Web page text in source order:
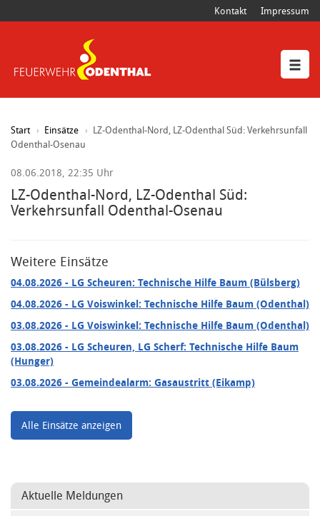
Kontakt Impressum
Start Einsätze
LZ-Odenthal-Nord, LZ-Odenthal Süd: Verkehrsunfall
Odenthal-Osenau
08.06.2018, 22:35 Uhr
LZ-Odenthal-Nord, LZ-Odenthal Süd:
Verkehrsunfall Odenthal-Osenau
Weitere Einsätze
04.08.2026 - LG Scheuren: Technische Hilfe Baum (Bülsberg)
04.08.2026 - LG Voiswinkel: Technische Hilfe Baum (Odenthal)
03.08.2026 - LG Voiswinkel: Technische Hilfe Baum (Odenthal)
03.08.2026 - LG Scheuren, LG Scherf: Technische Hilfe Baum
(Hunger)
03.08.2026 - Gemeindealarm: Gasaustritt (Eikamp)
Alle Einsätze anzeigen
Aktuelle Meldungen